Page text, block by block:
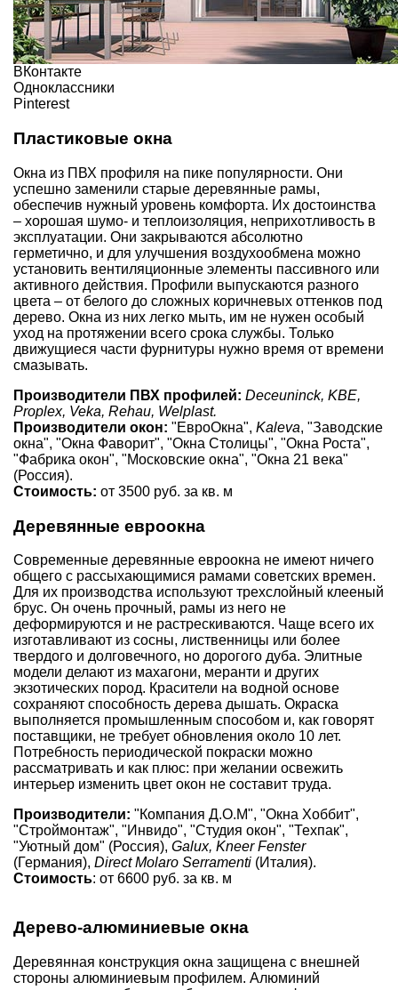
ВКонтакте
Одноклассники
Pinterest
Пластиковые окна
Окна из ПВХ профиля на пике популярности. Они
успешно заменили старые деревянные рамы,
обеспечив нужный уровень комфорта. Их достоинства
– хорошая шумо- и теплоизоляция, неприхотливость в
эксплуатации. Они закрываются абсолютно
герметично, и для улучшения воздухообмена можно
установить вентиляционные элементы пассивного или
активного действия. Профили выпускаются разного
цвета – от белого до сложных коричневых оттенков под
дерево. Окна из них легко мыть, им не нужен особый
уход на протяжении всего срока службы. Только
движущиеся части фурнитуры нужно время от времени
смазывать.
Производители ПВХ профилей: Deceuninck, KBE,
Proplex, Veka, Rehau, Welplast.
Производители окон: "ЕвроОкна", Kaleva, "Заводские
окна", "Окна Фаворит", "Окна Столицы", "Окна Роста",
"Фабрика окон", "Московские окна", "Окна 21 века"
(Россия).
Стоимость: от 3500 руб. за кв. м
Деревянные евроокна
Современные деревянные евроокна не имеют ничего
общего с рассыхающимися рамами советских времен.
Для их производства используют трехслойный клееный
брус. Он очень прочный, рамы из него не
деформируются и не растрескиваются. Чаще всего их
изготавливают из сосны, лиственницы или более
твердого и долговечного, но дорогого дуба. Элитные
модели делают из махагони, меранти и других
экзотических пород. Красители на водной основе
сохраняют способность дерева дышать. Окраска
выполняется промышленным способом и, как говорят
поставщики, не требует обновления около 10 лет.
Потребность периодической покраски можно
рассматривать и как плюс: при желании освежить
интерьер изменить цвет окон не составит труда.
Производители: "Компания Д.О.М", "Окна Хоббит",
"Строймонтаж", "Инвидо", "Студия окон", "Техпак",
"Уютный дом" (Россия), Galux, Kneer Fenster
(Германия), Direct Molaro Serramenti (Италия).
Стоимость: от 6600 руб. за кв. м
Дерево-алюминиевые окна
Деревянная конструкция окна защищена с внешней
стороны алюминиевым профилем. Алюминий